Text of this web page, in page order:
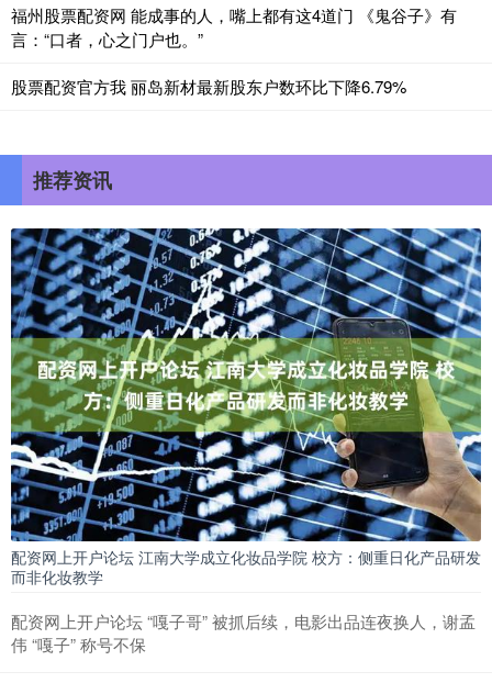
福州股票配资网 能成事的人，嘴上都有这4道门 《鬼谷子》有
言：“口者，心之门户也。”
股票配资官方我 丽岛新材最新股东户数环比下降6.79%
推荐资讯
配资网上开户论坛 江南大学成立化妆品学院 校方：侧重日化产品研发
而非化妆教学
配资网上开户论坛 “嘎子哥” 被抓后续，电影出品连夜换人，谢孟
伟 “嘎子” 称号不保